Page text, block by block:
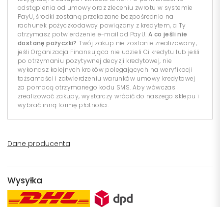
odstąpienia od umowy oraz zleceniu zwrotu w systemie
PayU, środki zostaną przekazane bezpośrednio na
rachunek pożyczkodawcy powiązany z kredytem, a Ty
otrzymasz potwierdzenie e-mail od PayU. A co jeśli nie
dostanę pożyczki? Twój zakup nie zostanie zrealizowany,
jeśli Organizacja Finansująca nie udzieli Ci kredytu lub jeśli
po otrzymaniu pozytywnej decyzji kredytowej, nie
wykonasz kolejnych kroków polegających na weryfikacji
tożsamości i zatwierdzeniu warunków umowy kredytowej
za pomocą otrzymanego kodu SMS. Aby wówczas
zrealizować zakupy, wystarczy wrócić do naszego sklepu i
wybrać inną formę płatności.
Dane producenta
Wysyłka